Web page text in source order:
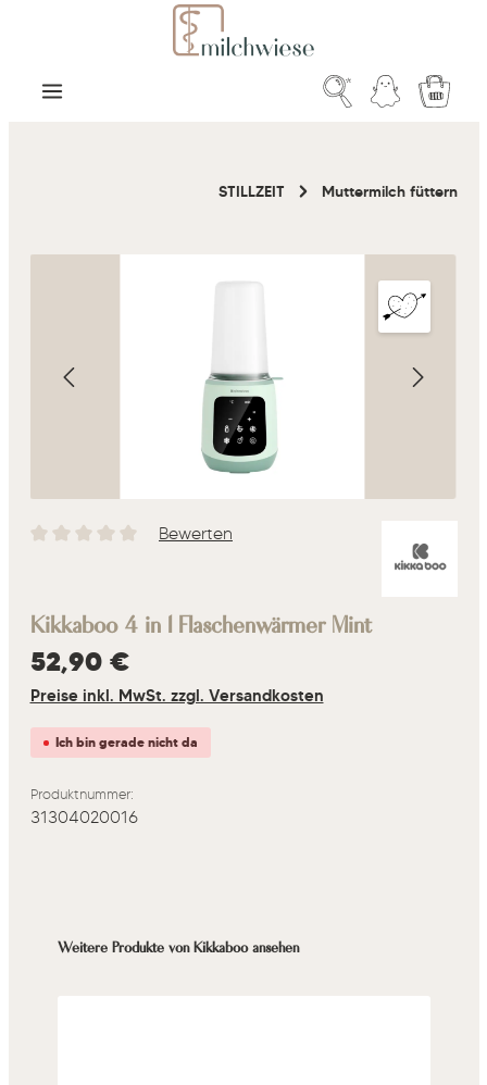
Zum Hauptinhalt springen
STILLZEIT Muttermilch füttern
Durchschnittliche Bewertung von 0 von 5 Sternen
Bewerten
Kikkaboo 4 in 1 Flaschenwärmer Mint
Regulärer Preis:
52,90 €
Preise inkl. MwSt. zzgl. Versandkosten
Ich bin gerade nicht da
Produktnummer:
31304020016
Produktgalerie überspringen
Weitere Produkte von Kikkaboo ansehen